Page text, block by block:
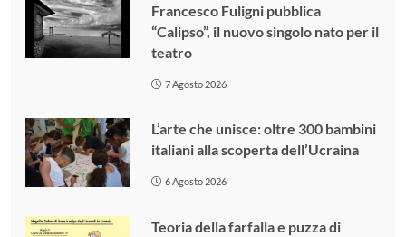
Francesco Fuligni pubblica
“Calipso”, il nuovo singolo nato per il
teatro
7 Agosto 2026
L’arte che unisce: oltre 300 bambini
italiani alla scoperta dell’Ucraina
6 Agosto 2026
Teoria della farfalla e puzza di